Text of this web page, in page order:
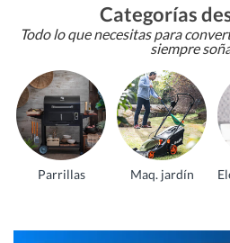
Categorías
Todo lo que necesitas para
siempre
Parrillas Maq. jardín